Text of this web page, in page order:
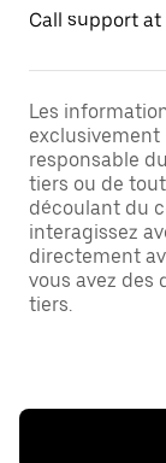
Call support at
Les
exclusivement
responsable
tiers ou de
découlant du
interagissez
directement
vous avez des
tiers.